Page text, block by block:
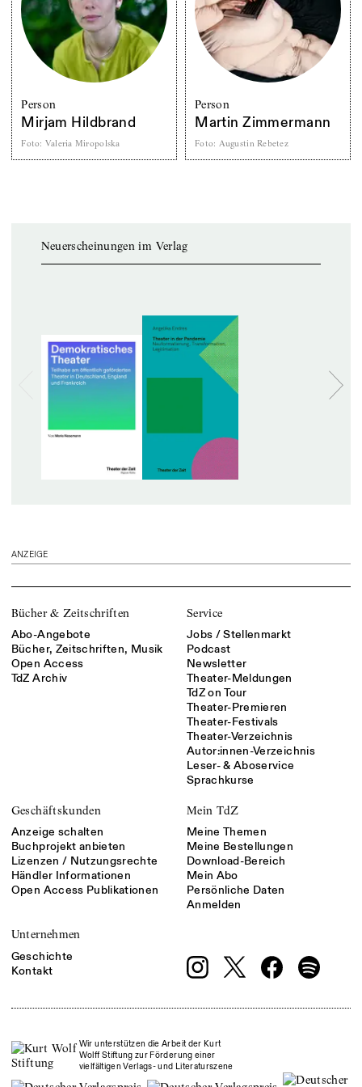
Person
Mirjam Hildbrand
Foto: Valeria Miropolska
Person
Martin Zimmermann
Foto: Augustin Rebetez
Neuerscheinungen im Verlag
ANZEIGE
Bücher & Zeitschriften
Abo-Angebote
Bücher, Zeitschriften, Musik
Open Access
TdZ Archiv
Service
Jobs / Stellenmarkt
Podcast
Newsletter
Theater-Meldungen
TdZ on Tour
Theater-Premieren
Theater-Festivals
Theater-Verzeichnis
Autor:innen-Verzeichnis
Leser- & Aboservice
Sprachkurse
Geschäftskunden
Anzeige schalten
Buchprojekt anbieten
Lizenzen / Nutzungsrechte
Händler Informationen
Open Access Publikationen
Mein TdZ
Meine Themen
Meine Bestellungen
Download-Bereich
Mein Abo
Persönliche Daten
Anmelden
Unternehmen
Geschichte
Kontakt
Wir unterstützen die Arbeit der Kurt
Wolff Stiftung zur Förderung einer
vielfältigen Verlags- und Literaturszene